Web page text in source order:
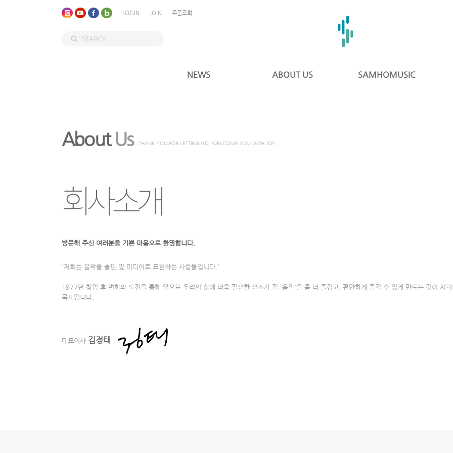
LOGIN JOIN 주문조회
NEWS ABOUT US SAMHOMUSIC
AboutUs THANK YOU FOR LETTING GO. WELCOME YOU WITH JOY.
회사소개
방문해 주신 여러분을 기쁜 마음으로 환영합니다.
'저희는 음악을 출판 및 미디어로 표현하는 사람들입니다.'
1977년 창업 후 변화와 도전을 통해 앞으로 우리의 삶에 더욱 필요한 요소가 될 '음악'을 좀 더 즐겁고, 편안하게 즐길 수 있게 만드는 것이 저희
목표입니다.
대표이사 김정태